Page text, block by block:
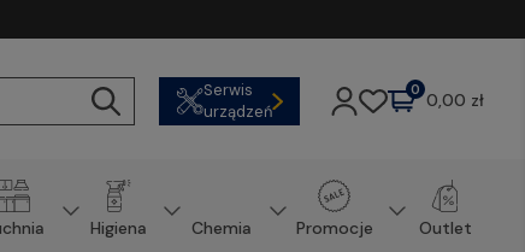
Serwis
urządzeń
0,00 zł
0
Higiena Chemia Promocje Outlet